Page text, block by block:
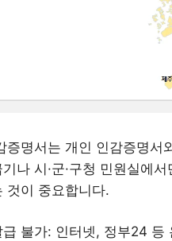
증명서는 개인 인감증명서
나 시·군·구청 민원실에
것이 중요합니다.
급 불가: 인터넷, 정부24 등